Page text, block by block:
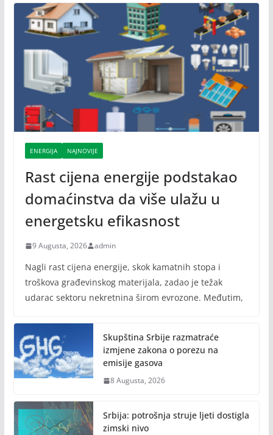
ENERGIJA NAJNOVIJE
Rast cijena energije podstakao
domaćinstva da više ulažu u
energetsku efikasnost
9 Augusta, 2026 admin
Nagli rast cijena energije, skok kamatnih stopa i
troškova građevinskog materijala, zadao je težak
udarac sektoru nekretnina širom evrozone. Međutim,
Skupština Srbije razmatraće
izmjene zakona o porezu na
emisije gasova
8 Augusta, 2026
Srbija: potrošnja struje ljeti dostigla
zimski nivo